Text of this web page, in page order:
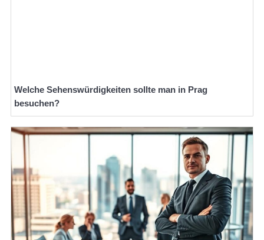
Welche Sehenswürdigkeiten sollte man in Prag
besuchen?